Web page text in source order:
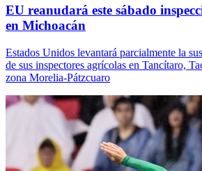
EU reanudará este sábado
en Michoacán
Estados Unidos levantará parcialmente la
de sus inspectores agrícolas en Tancítaro,
zona Morelia-Pátzcuaro